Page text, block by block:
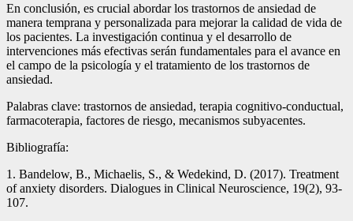
En conclusión, es crucial abordar los trastornos de ansiedad de
manera temprana y personalizada para mejorar la calidad de vida de
los pacientes. La investigación continua y el desarrollo de
intervenciones más efectivas serán fundamentales para el avance en
el campo de la psicología y el tratamiento de los trastornos de
ansiedad.
Palabras clave: trastornos de ansiedad, terapia cognitivo-conductual,
farmacoterapia, factores de riesgo, mecanismos subyacentes.
Bibliografía:
1. Bandelow, B., Michaelis, S., & Wedekind, D. (2017). Treatment
of anxiety disorders. Dialogues in Clinical Neuroscience, 19(2), 93-
107.